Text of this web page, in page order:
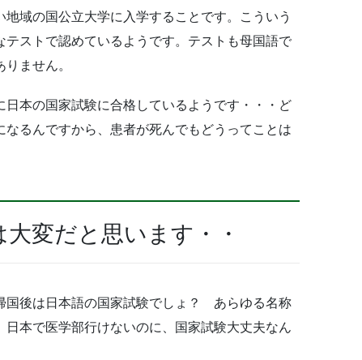
域の国公立大学に入学することです。こういう
ストで認めているようです。テストも母国語で
ません。
本の国家試験に合格しているようです・・・ど
るんですから、患者が死んでもどうってことは
変だと思います・・
後は日本語の国家試験でしょ？ あらゆる名称
本で医学部行けないのに、国家試験大丈夫なん